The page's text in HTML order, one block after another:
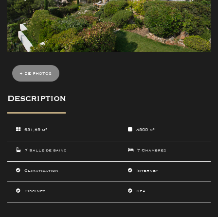
+ de photos
Description
631,59 m² 4800 m²
7 Salle de bains 7 Chambres
Climatisation Internet
Piscines Spa